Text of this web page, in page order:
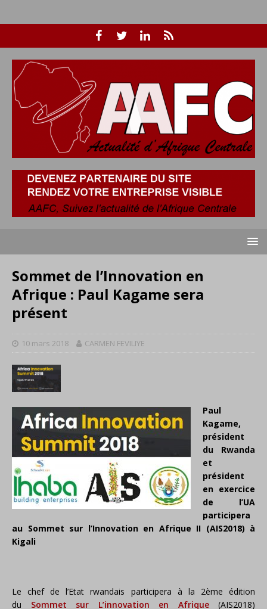
Sommet de l’Innovation en
Afrique : Paul Kagame sera
présent
10 mars 2018 CARMEN FEVILIYE
Paul
Kagame,
président
du Rwanda
et
président
en exercice
de l’UA
participera
au Sommet sur l’Innovation en Afrique II (AIS2018) à
Kigali
Le chef de l’Etat rwandais participera à la 2ème édition
du Sommet sur L’innovation en Afrique(AIS2018)